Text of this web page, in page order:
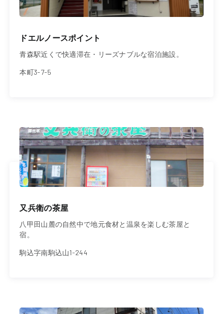
ドエルノースポイント
青森駅近くで快適滞在・リーズナブルな宿泊施設。
本町3-7-5
又兵衛の茶屋
八甲田山麓の自然中で地元食材と温泉を楽しむ茶屋と
宿。
駒込字南駒込山1-244